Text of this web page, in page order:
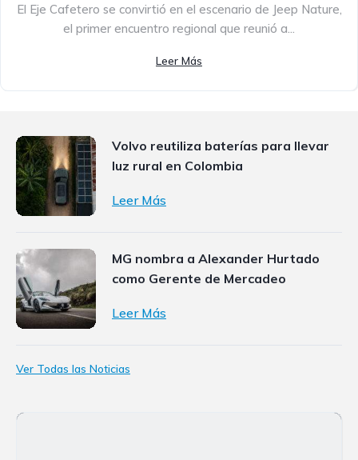
El Eje Cafetero se convirtió en el escenario de Jeep Nature,
el primer encuentro regional que reunió a...
Leer Más
Volvo reutiliza baterías para llevar
luz rural en Colombia
Leer Más
MG nombra a Alexander Hurtado
como Gerente de Mercadeo
Leer Más
Ver Todas las Noticias